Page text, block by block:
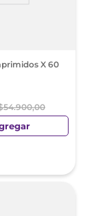
X 60
54.900,00